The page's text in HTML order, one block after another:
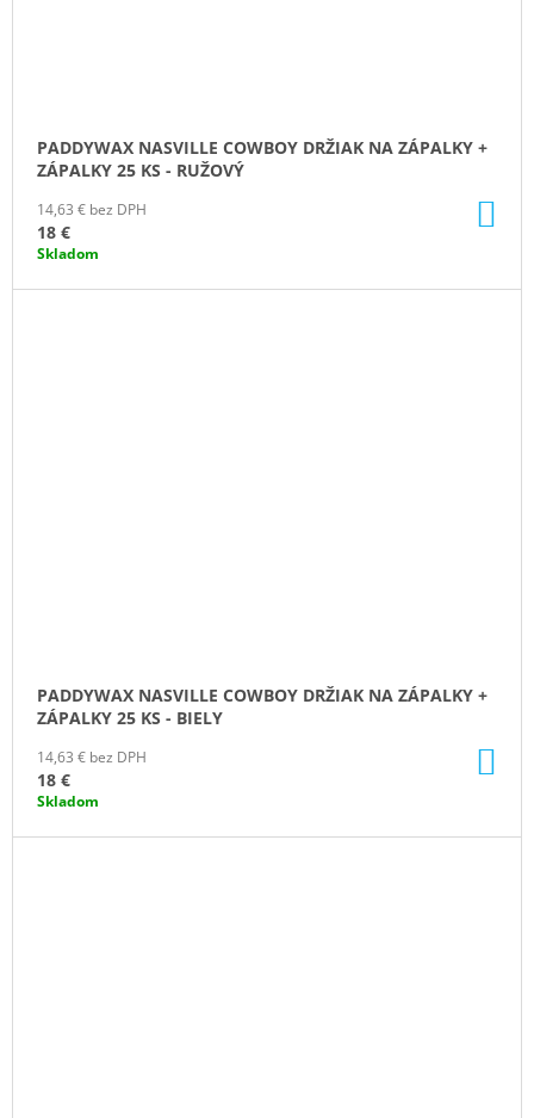
PADDYWAX NASVILLE COWBOY DRŽIAK NA ZÁPALKY +
ZÁPALKY 25 KS - RUŽOVÝ
14,63 € bez DPH
18 €
Skladom
PADDYWAX NASVILLE COWBOY DRŽIAK NA ZÁPALKY +
ZÁPALKY 25 KS - BIELY
14,63 € bez DPH
18 €
Skladom